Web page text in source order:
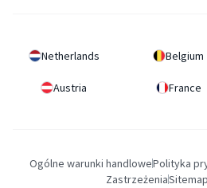
Netherlands Belgium
Austria France
Ogólne warunki handlowePolityka
ZastrzeżeniaSitemap